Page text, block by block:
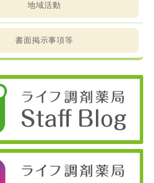
地域活動
書面掲示事項等